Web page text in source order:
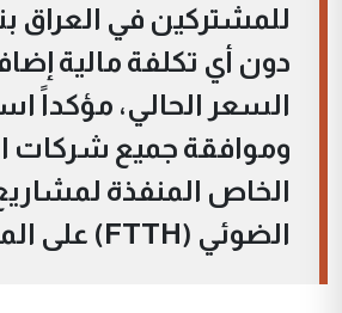
دون أي تكلفة مالية
السعر الحالي، مؤكداً
وموافقة جميع شركات
الخاص المنفذة
الضوئي (FTTH) على المقترح الفني.